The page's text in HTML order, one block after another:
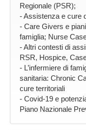
Regionale (PSR);
- Assistenza e cure
- Care Givers e
famiglia; Nurse
- Altri contesti di
RSR, Hospice,
- L’infermiere di
sanitaria: Chronic
cure territoriali
- Covid-19 e
Piano Nazionale